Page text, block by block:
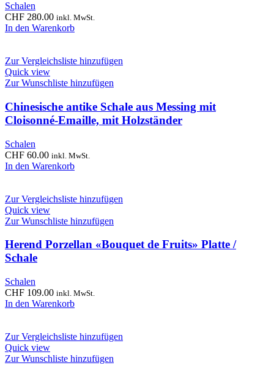
Schalen
CHF 280.00 inkl. MwSt.
In den Warenkorb
Zur Vergleichsliste hinzufügen
Quick view
Zur Wunschliste hinzufügen
Chinesische antike Schale aus Messing mit
Cloisonné-Emaille, mit Holzständer
Schalen
CHF 60.00 inkl. MwSt.
In den Warenkorb
Zur Vergleichsliste hinzufügen
Quick view
Zur Wunschliste hinzufügen
Herend Porzellan «Bouquet de Fruits» Platte /
Schale
Schalen
CHF 109.00 inkl. MwSt.
In den Warenkorb
Zur Vergleichsliste hinzufügen
Quick view
Zur Wunschliste hinzufügen